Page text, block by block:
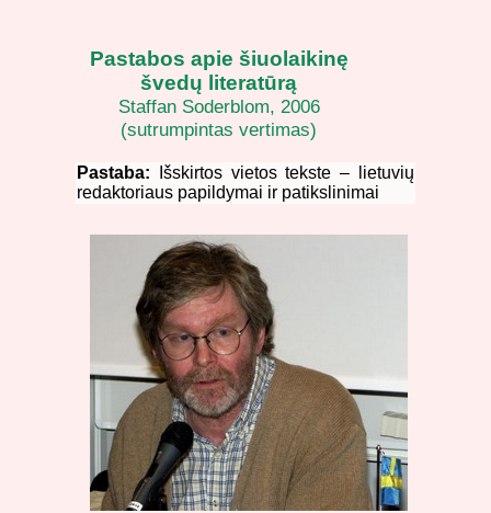
Pastabos apie šiuolaikinę
švedų literatūrą
Staffan Soderblom, 2006
(sutrumpintas vertimas)
Pastaba: Išskirtos vietos tekste – lietuvių
redaktoriaus papildymai ir patikslinimai